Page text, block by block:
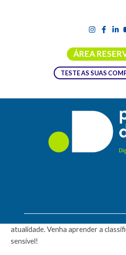
ÁREA
TESTE AS SUAS
atualidade. Venha aprender a
sensível!